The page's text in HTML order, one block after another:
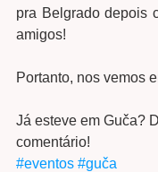
pra Belgrado depois
amigos!
Portanto, nos vemos
Já esteve em Guča?
comentário!
#eventos #guča